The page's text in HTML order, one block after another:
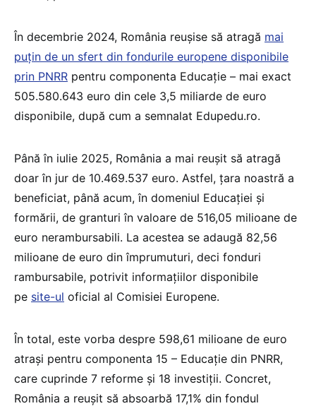
În decembrie 2024, România reușise să atragă mai
puțin de un sfert din fondurile europene disponibile
prin PNRR pentru componenta Educație – mai exact
505.580.643 euro din cele 3,5 miliarde de euro
disponibile, după cum a semnalat Edupedu.ro.
Până în iulie 2025, România a mai reușit să atragă
doar în jur de 10.469.537 euro. Astfel, țara noastră a
beneficiat, până acum, în domeniul Educației și
formării, de granturi în valoare de 516,05 milioane de
euro nerambursabili. La acestea se adaugă 82,56
milioane de euro din împrumuturi, deci fonduri
rambursabile, potrivit informațiilor disponibile
pe site-ul oficial al Comisiei Europene.
În total, este vorba despre 598,61 milioane de euro
atrași pentru componenta 15 – Educație din PNRR,
care cuprinde 7 reforme și 18 investiții. Concret,
România a reușit să absoarbă 17,1% din fondul